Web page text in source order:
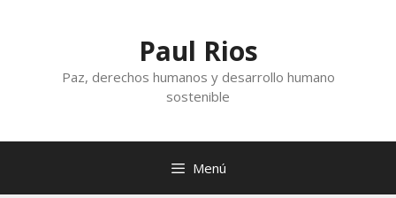
Paul Rios
Paz, derechos humanos y desarrollo humano
sostenible
Menú